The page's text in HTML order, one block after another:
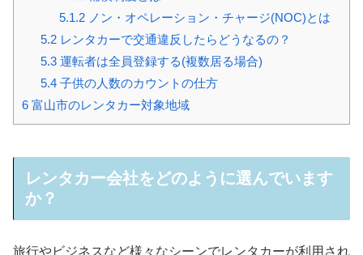
5.1.2ノン・オペレーション・チャージ(NOC)とは
5.2レンタカーで交通違反したらどうなるの？
5.3運転者は全員登録する(複数居る場合)
5.4子供の人数のカウントの仕方
6 富山市のレンタカー対象地域
レンタカー会社をどのように選んでいます
か？
旅行やビジネスなど様々なシーンでレンタカーが利用され